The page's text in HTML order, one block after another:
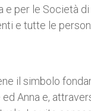
per le Società di
e tutte le
il simbolo
Anna e,